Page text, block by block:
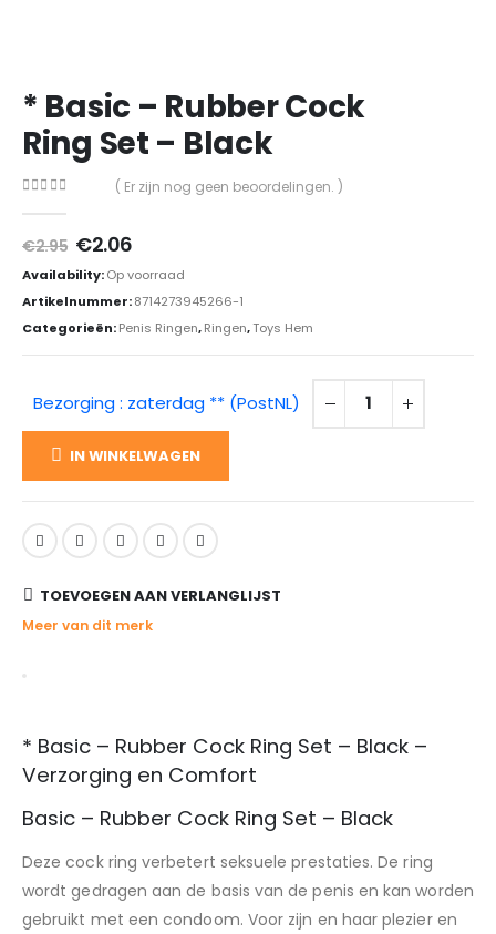
* Basic – Rubber Cock
Ring Set – Black
( Er zijn nog geen beoordelingen. )
€2.95 Oorspronkelijke
prijs
was:
€2.95.
€2.06
is:
€2.06.
Availability:Op voorraad
Artikelnummer:8714273945266-1
Categorieën:Penis Ringen,Ringen,Toys Hem
Bezorging : zaterdag ** (PostNL)
IN WINKELWAGEN
TOEVOEGEN AAN VERLANGLIJST
Meer van dit merk
* Basic – Rubber Cock Ring Set – Black –
Verzorging en Comfort
Basic – Rubber Cock Ring Set – Black
Deze cock ring verbetert seksuele prestaties. De ring
wordt gedragen aan de basis van de penis en kan worden
gebruikt met een condoom. Voor zijn en haar plezier en